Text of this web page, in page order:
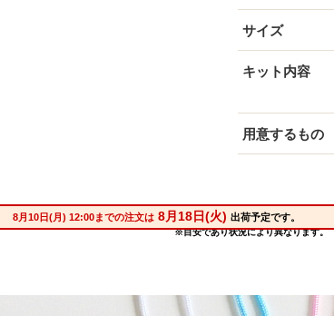
サイズ
キット内容
用意するもの